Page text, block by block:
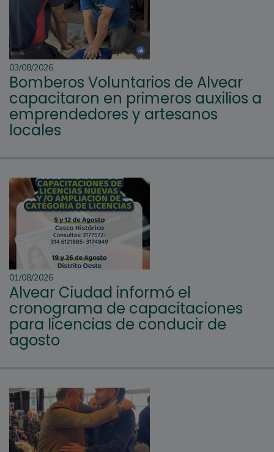
03/08/2026
Bomberos Voluntarios de Alvear
capacitaron en primeros auxilios a
emprendedores y artesanos
locales
01/08/2026
Alvear Ciudad informó el
cronograma de capacitaciones
para licencias de conducir de
agosto